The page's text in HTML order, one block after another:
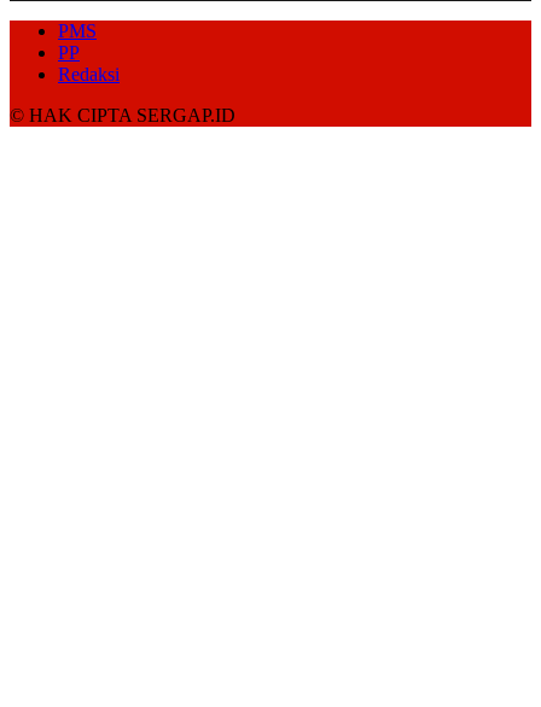
PMS
PP
Redaksi
© HAK CIPTA SERGAP.ID